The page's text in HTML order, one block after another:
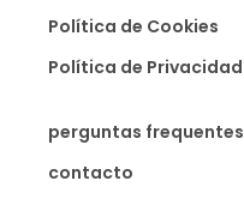
Política de Cookies
Política de Privacidad
perguntas frequentes
contacto